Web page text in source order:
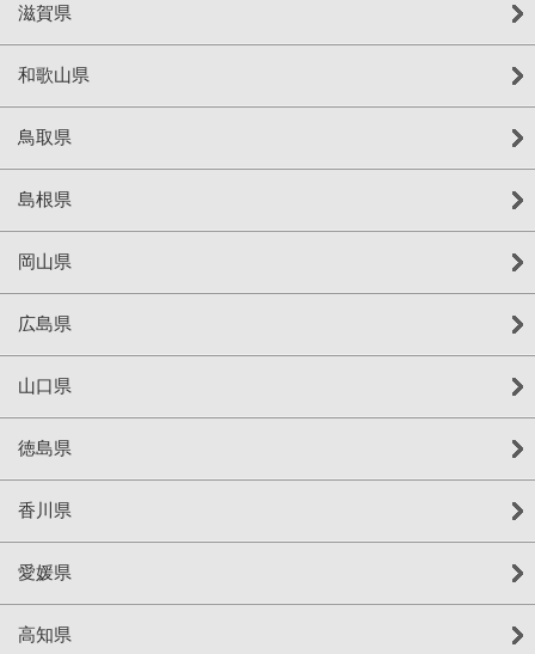
滋賀県
和歌山県
鳥取県
島根県
岡山県
広島県
山口県
徳島県
香川県
愛媛県
高知県